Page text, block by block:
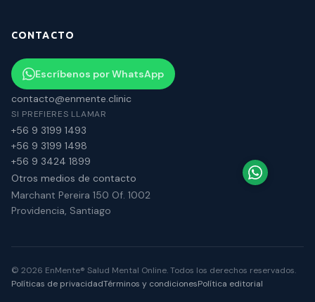
CONTACTO
Escríbenos por WhatsApp
contacto@enmente.clinic
SI PREFIERES LLAMAR
+56 9 3199 1493
+56 9 3199 1498
+56 9 3424 1899
Otros medios de contacto
Marchant Pereira 150 Of. 1002
Providencia, Santiago
© 2026 EnMente® Salud Mental Online. Todos los derechos reservados.
Políticas de privacidadTérminos y condicionesPolítica editorial